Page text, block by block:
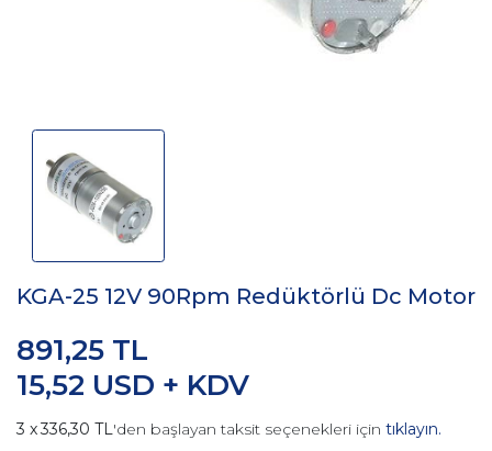
KGA-25 12V 90Rpm Redüktörlü Dc Motor
15,52 USD + KDV
891,25 TL
336,30 TL'den başlayan taksit seçenekleri için tıklayın.